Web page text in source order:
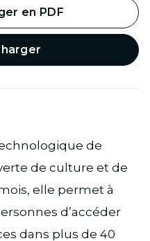
en PDF
de
de culture et de
elle permet à
d’accéder
dans plus de 40